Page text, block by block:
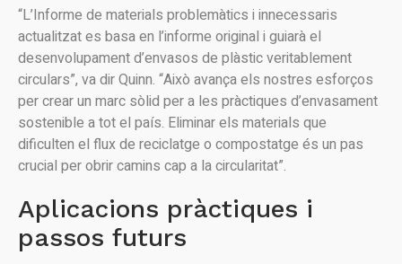
“L’Informe de materials problemàtics i innecessaris
actualitzat es basa en l’informe original i guiarà el
desenvolupament d’envasos de plàstic veritablement
circulars”, va dir Quinn. “Això avança els nostres esforços
per crear un marc sòlid per a les pràctiques d’envasament
sostenible a tot el país. Eliminar els materials que
dificulten el flux de reciclatge o compostatge és un pas
crucial per obrir camins cap a la circularitat”.
Aplicacions pràctiques i
passos futurs